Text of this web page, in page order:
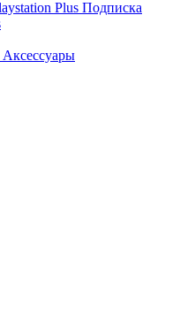
Подписка
Аксессуары